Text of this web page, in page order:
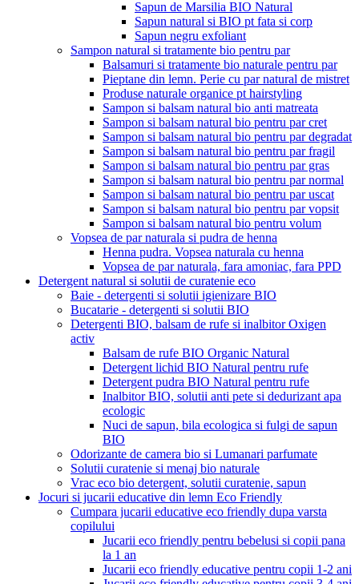
Sapun de Marsilia BIO Natural
Sapun natural si BIO pt fata si corp
Sapun negru exfoliant
Sampon natural si tratamente bio pentru par
Balsamuri si tratamente bio naturale pentru par
Pieptane din lemn. Perie cu par natural de mistret
Produse naturale organice pt hairstyling
Sampon si balsam natural bio anti matreata
Sampon si balsam natural bio pentru par cret
Sampon si balsam natural bio pentru par degradat
Sampon si balsam natural bio pentru par fragil
Sampon si balsam natural bio pentru par gras
Sampon si balsam natural bio pentru par normal
Sampon si balsam natural bio pentru par uscat
Sampon si balsam natural bio pentru par vopsit
Sampon si balsam natural bio pentru volum
Vopsea de par naturala si pudra de henna
Henna pudra. Vopsea naturala cu henna
Vopsea de par naturala, fara amoniac, fara PPD
Detergent natural si solutii de curatenie eco
Baie - detergenti si solutii igienizare BIO
Bucatarie - detergenti si solutii BIO
Detergenti BIO, balsam de rufe si inalbitor Oxigen
activ
Balsam de rufe BIO Organic Natural
Detergent lichid BIO Natural pentru rufe
Detergent pudra BIO Natural pentru rufe
Inalbitor BIO, solutii anti pete si dedurizant apa
ecologic
Nuci de sapun, bila ecologica si fulgi de sapun
BIO
Odorizante de camera bio si Lumanari parfumate
Solutii curatenie si menaj bio naturale
Vrac eco bio detergent, solutii curatenie, sapun
Jocuri si jucarii educative din lemn Eco Friendly
Cumpara jucarii educative eco friendly dupa varsta
copilului
Jucarii eco friendly pentru bebelusi si copii pana
la 1 an
Jucarii eco friendly educative pentru copii 1-2 ani